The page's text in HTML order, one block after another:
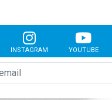
INSTAGRAM YOUTUBE